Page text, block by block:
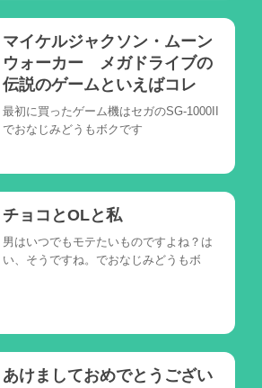
マイケルジャクソン・ムーン
ウォーカー メガドライブの
伝説のゲームといえばコレ
最初に買ったゲーム機はセガのSG-1000II
でおなじみどうもボクです
チョコとOLと私
男はいつでもモテたいものですよね？は
い、そうですね。でおなじみどうもボ
あけましておめでとうござい